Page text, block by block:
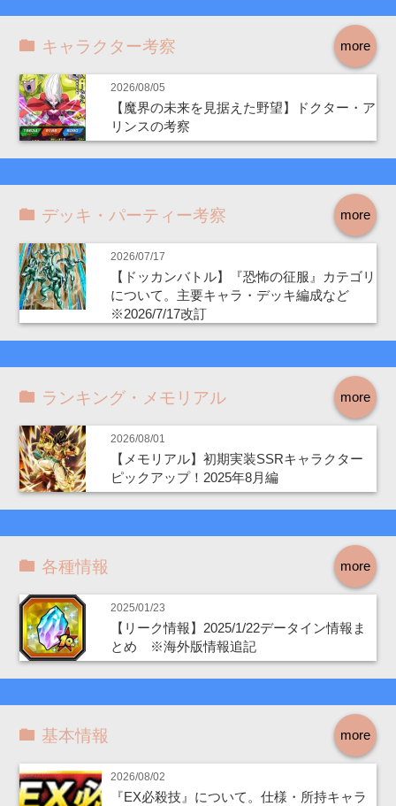
more
キャラクター考察
2026/08/05
【魔界の未来を見据えた野望】ドクター・ア
リンスの考察
more
デッキ・パーティー考察
2026/07/17
【ドッカンバトル】『恐怖の征服』カテゴリ
について。主要キャラ・デッキ編成など
※2026/7/17改訂
more
ランキング・メモリアル
2026/08/01
【メモリアル】初期実装SSRキャラクター
ピックアップ！2025年8月編
more
各種情報
2025/01/23
【リーク情報】2025/1/22データイン情報ま
とめ ※海外版情報追記
more
基本情報
2026/08/02
『EX必殺技』について。仕様・所持キャラ